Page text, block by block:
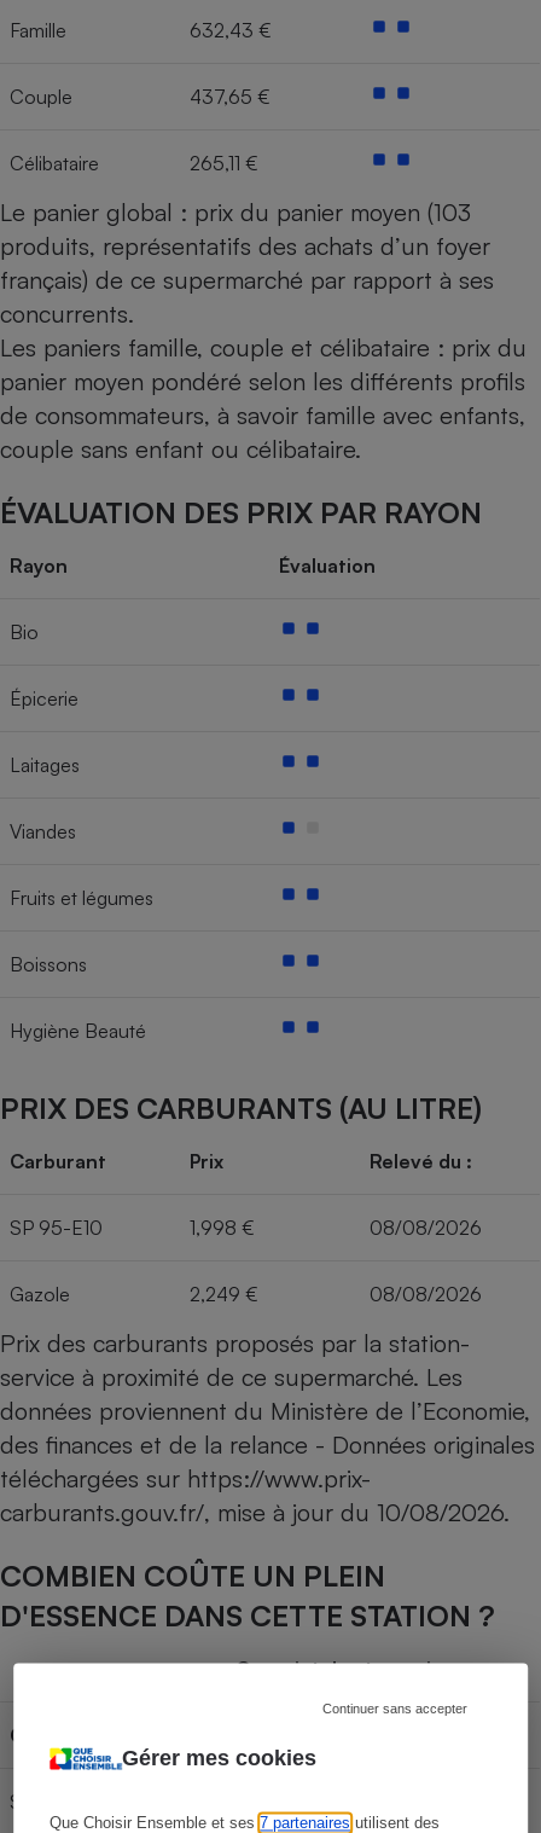
Gérer mes cookies
Que Choisir Ensemble et ses7 partenaires utilisent des
Continuer sans accepter
Famille 632,43 €
Couple 437,65 €
Célibataire 265,11 €
Le panier global : prix du panier moyen (103
produits, représentatifs des achats d’un foyer
français) de ce supermarché par rapport à ses
concurrents.
Les paniers famille, couple et célibataire : prix du
panier moyen pondéré selon les différents profils
de consommateurs, à savoir famille avec enfants,
couple sans enfant ou célibataire.
ÉVALUATION DES PRIX PAR RAYON
Rayon Évaluation
Bio
Épicerie
Laitages
Viandes
Fruits et légumes
Boissons
Hygiène Beauté
PRIX DES CARBURANTS (AU LITRE)
Carburant Prix Relevé du :
SP 95-E10 1,998 € 08/08/2026
Gazole 2,249 € 08/08/2026
Prix des carburants proposés par la station-
service à proximité de ce supermarché. Les
données proviennent du Ministère de l’Economie,
des finances et de la relance - Données originales
téléchargées sur https://www.prix-
carburants.gouv.fr/, mise à jour du 10/08/2026.
COMBIEN COÛTE UN PLEIN
D'ESSENCE DANS CETTE STATION ?
Capacité du réservoir
Carburant
SP 95-E10